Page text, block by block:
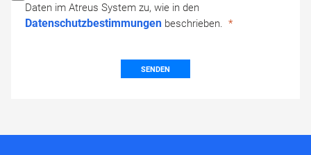
Daten im Atreus System zu, wie in den
Datenschutzbestimmungen beschrieben.
SENDEN